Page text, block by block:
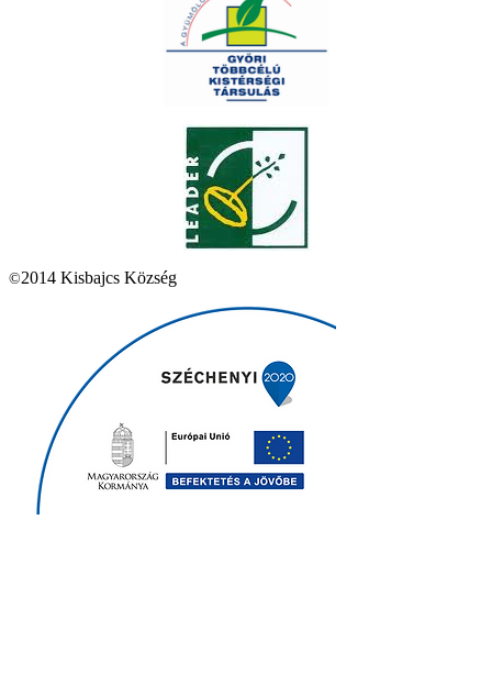
©2014 Kisbajcs Község